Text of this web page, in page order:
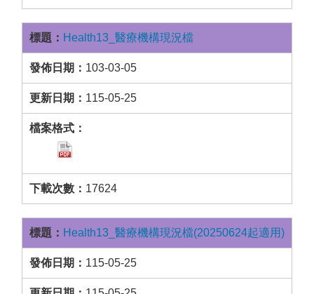
Health13_醫療機構現況檔
103-03-05
115-05-25
17624
Health13_醫療機構現況檔(20250624起適用)
115-05-25